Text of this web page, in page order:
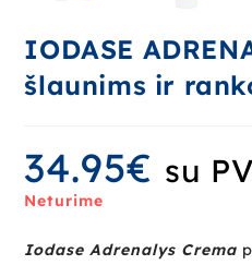
IODASE
šlaunims ir
34.95€ su
Neturime
Iodase Adrenalys Crema